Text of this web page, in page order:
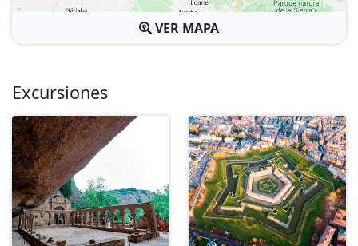
VER MAPA
Excursiones